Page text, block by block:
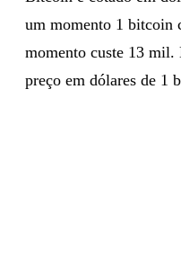
um momento 1 bitcoin
momento custe 13 mil.
preço em dólares de 1